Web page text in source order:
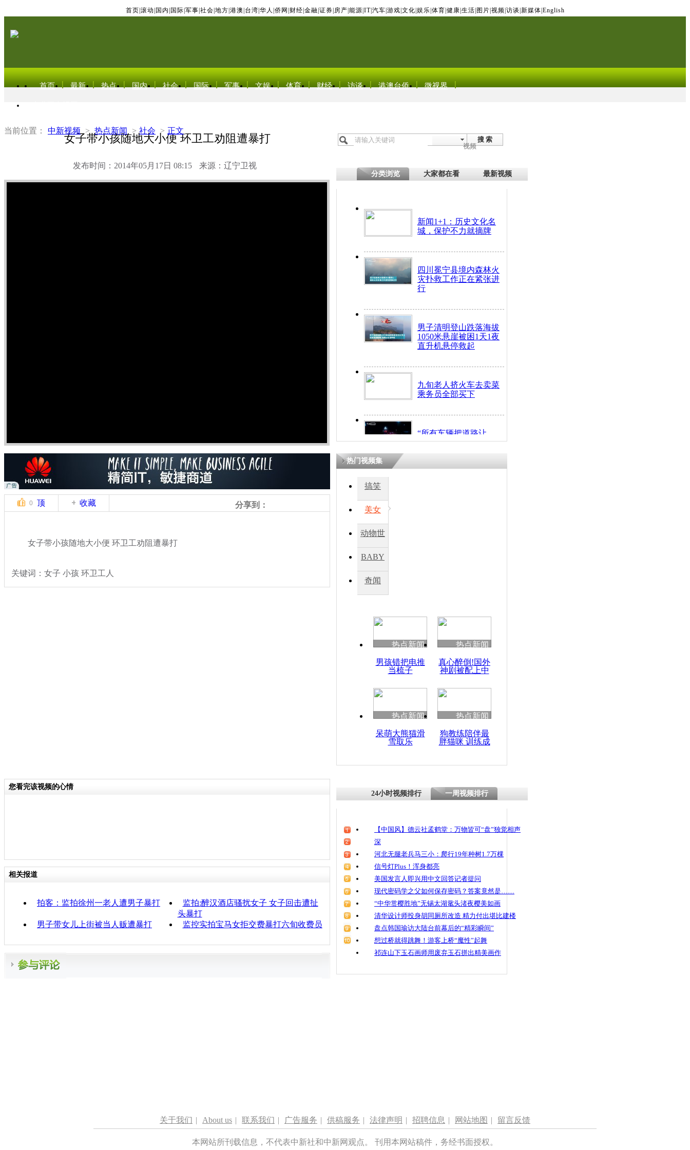
首页 滚动 国内 国际 军事 社会 地方 港澳 台湾 华人 侨网 财经 金融 证券 房产 能源 IT| 汽车 游戏 文化 娱乐 体育 健康 生活 图片 视频 访谈 新媒体 English
首页 最新 热点 国内 社会 国际 军事 文娱 体育 财经 访谈 港澳台侨 微视界
当前位置： 中新视频 > 热点新闻 > 社会 > 正文
女子带小孩随地大小便 环卫工劝阻遭暴打
发布时间：2014年05月17日 08:15 来源：辽宁卫视
搜 索
视频
分类浏览 大家都在看 最新视频
新闻1+1：历史文化名
城，保护不力就摘牌
四川冕宁县境内森林火
灾扑救工作正在紧张进
行
男子清明登山跌落海拔
1050米悬崖被困1天1夜
直升机悬停救起
九旬老人挤火车去卖菜
乘务员全部买下
“所有车辆把道路让
开！”儿童突发疾病交
因
度苗族花山节
魂
0 顶 收藏 分享到：
女子带小孩随地大小便 环卫工劝阻遭暴打
关键词：女子 小孩 环卫工人
热门视频集
搞笑
美女
动物世
BABY
秀
奇闻
热点新闻
男孩错把电推
当梳子
热点新闻
真心醉倒!国外
神剧被配上中
热点新闻
呆萌大熊猫滑
雪取乐
热点新闻
狗教练陪伴最
胖猫咪 训练成
您看完该视频的心情
相关报道
拍客：监拍徐州一老人遭男子暴打
监拍:醉汉酒店骚扰女子 女子回击遭扯
头暴打
男子带女儿上街被当人贩遭暴打
监控实拍宝马女拒交费暴打六旬收费员
24小时视频排行 一周视频排行
【中国风】德云社孟鹤堂：万物皆可“盘”独觉相声
深
河北无腿老兵马三小：爬行19年种树1.7万棵
信号灯Plus！浑身都亮
美国发言人即兴用中文回答记者提问
现代密码学之父如何保存密码？答案竟然是……
“中华赏樱胜地”无锡太湖鼋头渚夜樱美如画
清华设计师投身胡同厕所改造 精力付出堪比建楼
盘点韩国瑜访大陆台前幕后的“精彩瞬间”
想过桥就得跳舞！游客上桥“魔性”起舞
祁连山下玉石画师用废弃玉石拼出精美画作
关于我们 | About us | 联系我们 | 广告服务 | 供稿服务 | 法律声明 | 招聘信息 | 网站地图 | 留言反馈
本网站所刊载信息，不代表中新社和中新网观点。 刊用本网站稿件，务经书面授权。